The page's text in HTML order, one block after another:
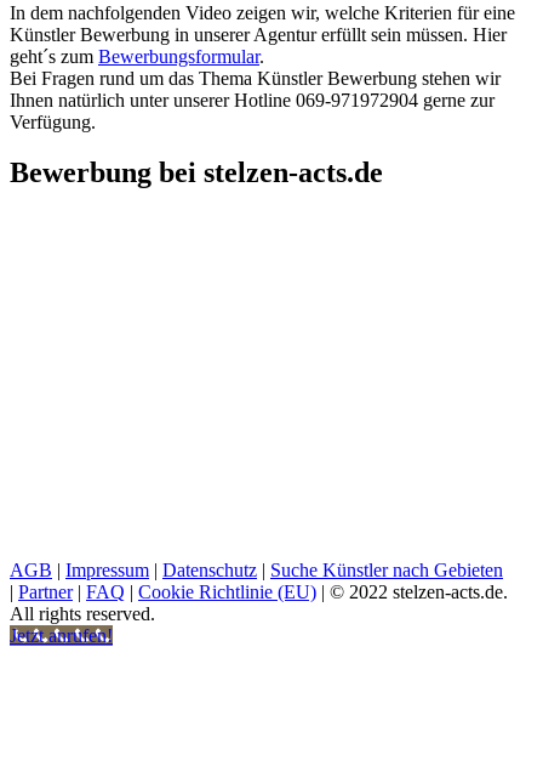
In dem nachfolgenden Video zeigen wir, welche Kriterien für eine
Künstler Bewerbung in unserer Agentur erfüllt sein müssen. Hier
geht´s zum Bewerbungsformular.
Bei Fragen rund um das Thema Künstler Bewerbung stehen wir
Ihnen natürlich unter unserer Hotline 069-971972904 gerne zur
Verfügung.
Bewerbung bei stelzen-acts.de
AGB | Impressum | Datenschutz | Suche Künstler nach Gebieten
| Partner| FAQ | Cookie Richtlinie (EU) | © 2022 stelzen-acts.de.
All rights reserved.
Jetzt anrufen!